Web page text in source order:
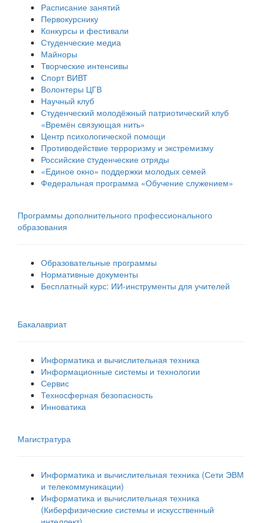
Расписание занятий
Первокурснику
Конкурсы и фестивали
Студенческие медиа
Майноры
Творческие интенсивы
Спорт ВИВТ
Волонтеры ЦГВ
Научный клуб
Студенческий молодёжный патриотический клуб
«Времён связующая нить»
Центр психологической помощи
Противодействие терроризму и экстремизму
Российские cтуденческие отряды
«Единое окно» поддержки молодых семей
Федеральная программа «Обучение служением»
Программы дополнительного профессионального
образования
Образовательные программы
Нормативные документы
Бесплатный курс: ИИ‑инструменты для учителей
Бакалавриат
Информатика и вычислительная техника
Информационные системы и технологии
Сервис
Техносферная безопасность
Инноватика
Магистратура
Информатика и вычислительная техника (Сети ЭВМ
и телекоммуникации)
Информатика и вычислительная техника
(Киберфизические системы и искусственный